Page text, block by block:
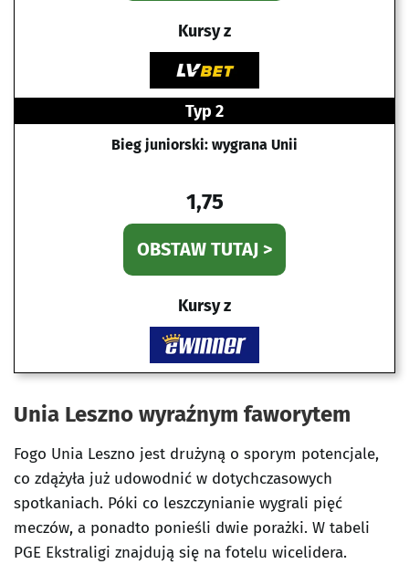
Kursy z
Typ 2
Bieg juniorski: wygrana Unii
1,75
OBSTAW TUTAJ >
Kursy z
Unia Leszno wyraźnym faworytem
Fogo Unia Leszno jest drużyną o sporym potencjale,
co zdążyła już udowodnić w dotychczasowych
spotkaniach. Póki co leszczynianie wygrali pięć
meczów, a ponadto ponieśli dwie porażki. W tabeli
PGE Ekstraligi znajdują się na fotelu wicelidera.